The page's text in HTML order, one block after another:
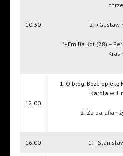
10.30 2. +Gustaw
*+Emilia Kot (28) –
12.00
1. O błog. Boże
Karola w 1
2. Za parafian
16.00 1.